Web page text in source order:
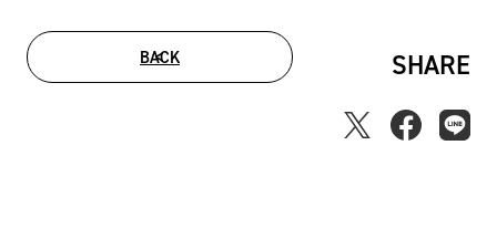
BACK SHARE